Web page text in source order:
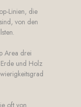
Linien, die
von den
Area drei
und Holz
oft von